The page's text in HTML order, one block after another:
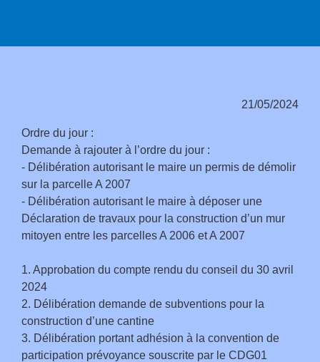
21/05/2024
Ordre du jour :
Demande à rajouter à l’ordre du jour :
- Délibération autorisant le maire un permis de démolir
sur la parcelle A 2007
- Délibération autorisant le maire à déposer une
Déclaration de travaux pour la construction d’un mur
mitoyen entre les parcelles A 2006 et A 2007
1. Approbation du compte rendu du conseil du 30 avril
2024
2. Délibération demande de subventions pour la
construction d’une cantine
3. Délibération portant adhésion à la convention de
participation prévoyance souscrite par le CDG01